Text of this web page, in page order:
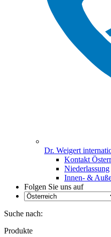
Dr. Weigert
Kontakt
Niederlassung
Innen- &
Folgen Sie uns auf
Suche nach:
Produkte